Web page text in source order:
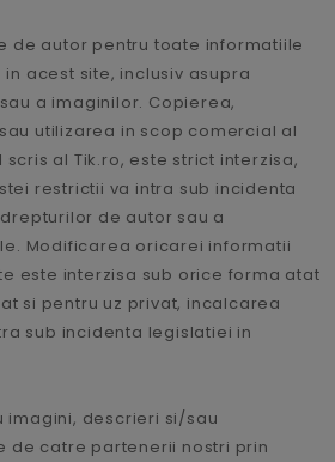
de autor pentru toate informatiile
acest site, inclusiv asupra
a imaginilor. Copierea,
utilizarea in scop comercial al
al Tik.ro, este strict interzisa,
restrictii va intra sub incidenta
de autor sau a
Modificarea oricarei informatii
este interzisa sub orice forma atat
si pentru uz privat, incalcarea
sub incidenta legislatiei in
imagini, descrieri si/sau
de catre partenerii nostri prin